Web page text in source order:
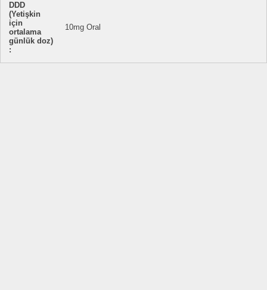
DDD
(Yetişkin
için
ortalama
günlük doz)
:
10mg Oral